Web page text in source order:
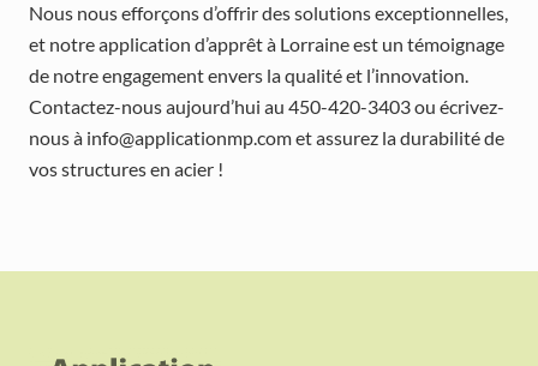
Nous nous efforçons d’offrir des solutions exceptionnelles,
et notre application d’apprêt à Lorraine est un témoignage
de notre engagement envers la qualité et l’innovation.
Contactez-nous aujourd’hui au 450-420-3403 ou écrivez-
nous à info@applicationmp.com et assurez la durabilité de
vos structures en acier !